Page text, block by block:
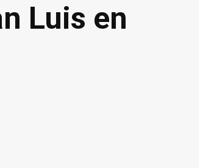
Luis en